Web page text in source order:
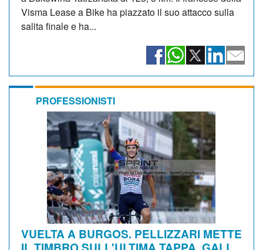
Visma Lease a Bike ha piazzato il suo attacco sulla
salita finale e ha...
PROFESSIONISTI
VUELTA A BURGOS. PELLIZZARI METTE